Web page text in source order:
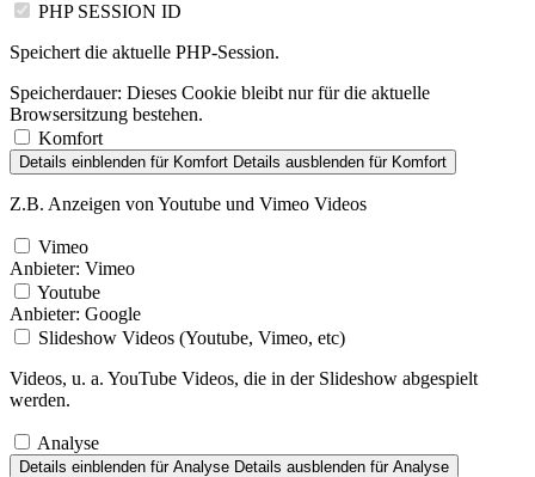
PHP SESSION ID
Speichert die aktuelle PHP-Session.
Speicherdauer: Dieses Cookie bleibt nur für die aktuelle
Browsersitzung bestehen.
Komfort
Details einblenden für Komfort Details ausblenden für Komfort
Z.B. Anzeigen von Youtube und Vimeo Videos
Vimeo
Anbieter: Vimeo
Youtube
Anbieter: Google
Slideshow Videos (Youtube, Vimeo, etc)
Videos, u. a. YouTube Videos, die in der Slideshow abgespielt
werden.
Analyse
Details einblenden für Analyse Details ausblenden für Analyse